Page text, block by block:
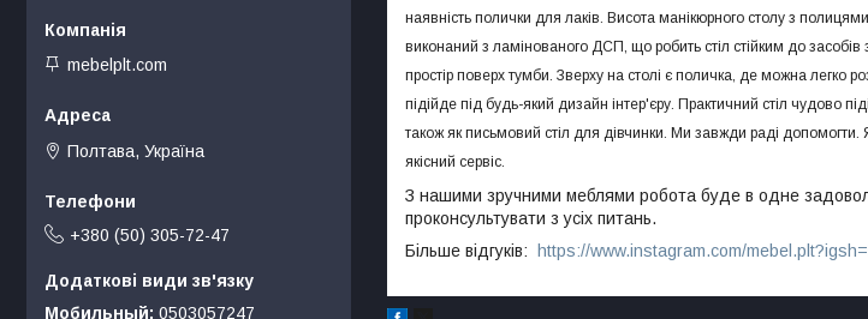
наявність полички для лаків. Висота манікюрного столу з
виконаний з ламінованого ДСП, що робить стіл стійким до
простір поверх тумби. Зверху на столі є поличка, де можна легко
підійде під будь-який дизайн інтер'єру. Практичний стіл чудово
також як письмовий стіл для дівчинки. Ми завжди раді допомогти.
якісний сервіс.
З нашими зручними меблями робота буде в одне
проконсультувати з усіх питань.
Більше відгуків:
https://www.instagram.com/
mebelplt.com
Полтава, Україна
+380 (50) 305-72-47
Мобильный 0503057247